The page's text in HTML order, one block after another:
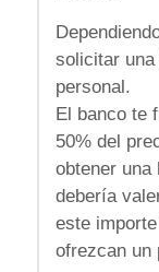
solicitar una
personal.
El banco te
50% del
obtener una
debería
este
ofrezcan un